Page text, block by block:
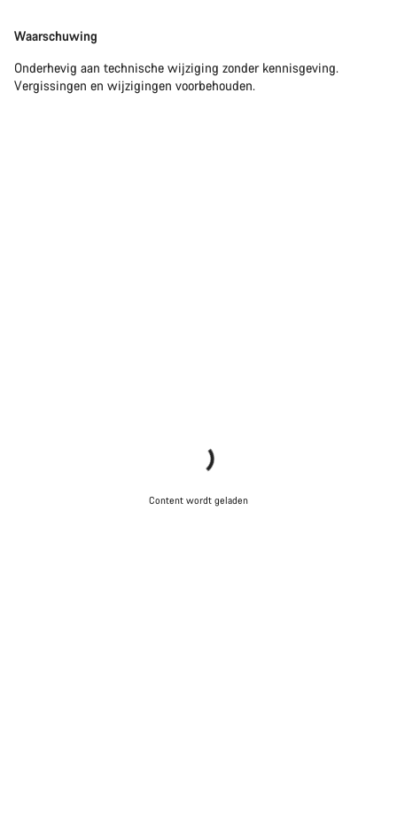
Waarschuwing
Onderhevig aan technische wijziging zonder kennisgeving.
Vergissingen en wijzigingen voorbehouden.
Content wordt geladen